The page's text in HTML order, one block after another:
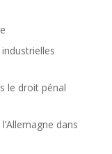
le droit pénal
dans